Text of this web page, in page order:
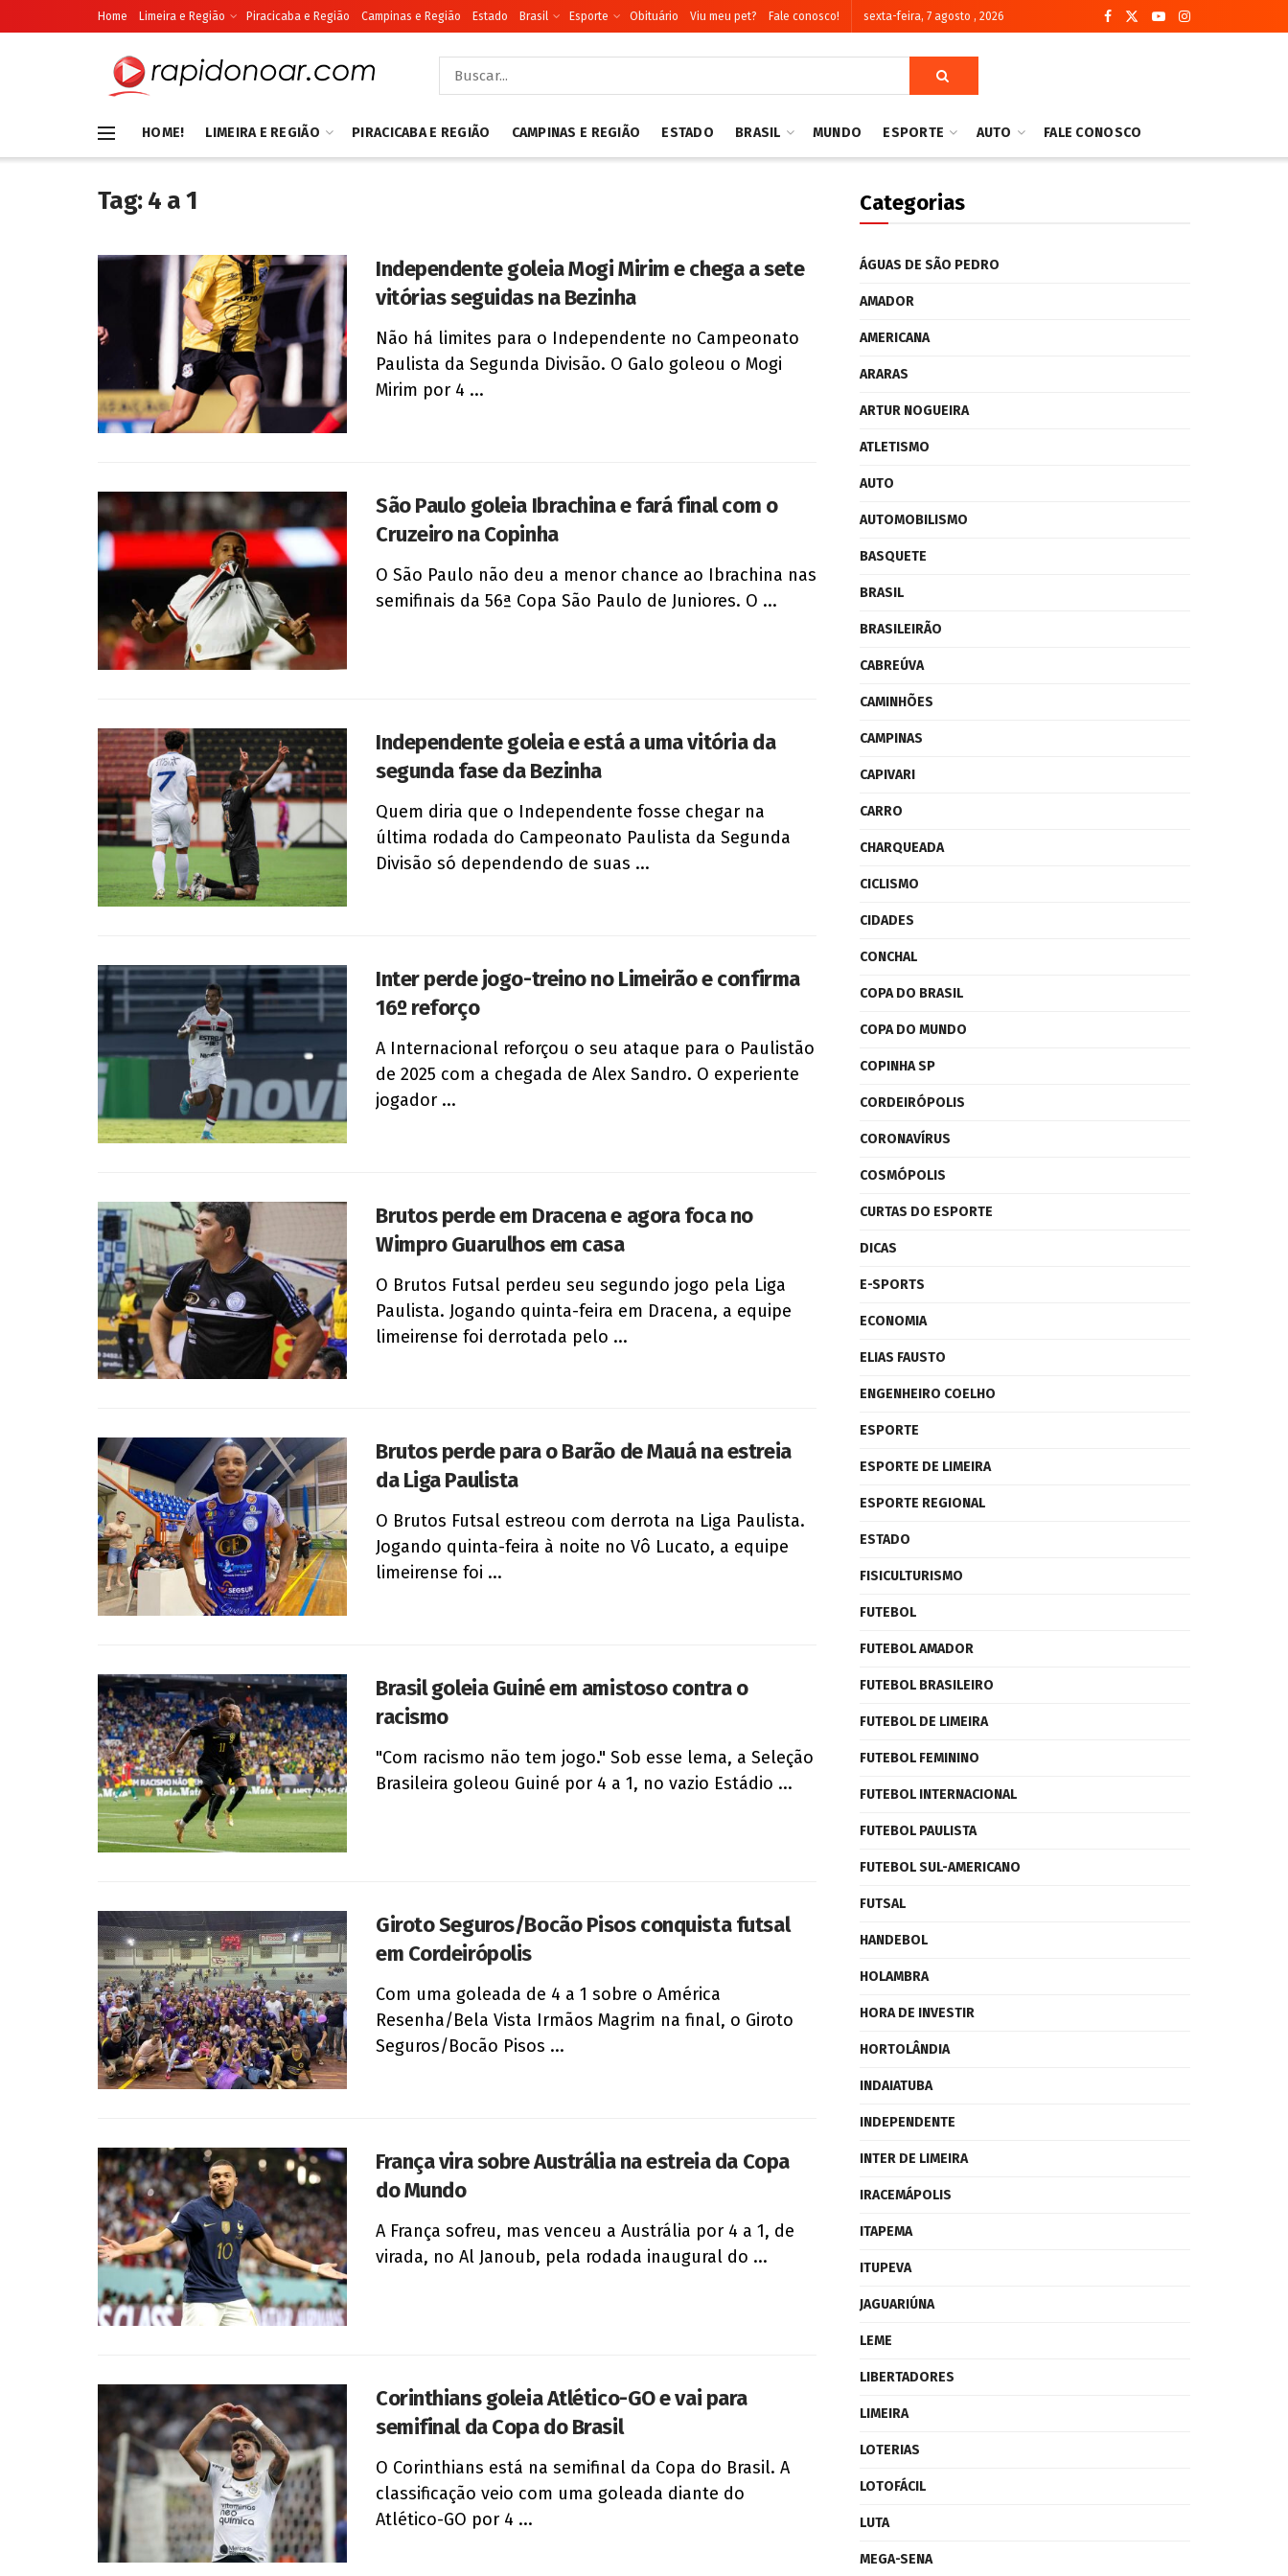
Home Limeira e Região Piracicaba e Região Campinas e Região Estado Brasil Esporte Obituário Viu meu pet? Fale conosco! sexta-feira, 7 agosto , 2026
HOME! LIMEIRA E REGIÃO PIRACICABA E REGIÃO CAMPINAS E REGIÃO ESTADO BRASIL MUNDO ESPORTE AUTO FALE CONOSCO
Tag:4 a 1
Independente goleia Mogi Mirim e chega a sete
vitórias seguidas na Bezinha
Não há limites para o Independente no Campeonato
Paulista da Segunda Divisão. O Galo goleou o Mogi
Mirim por 4 ...
São Paulo goleia Ibrachina e fará final com o
Cruzeiro na Copinha
O São Paulo não deu a menor chance ao Ibrachina nas
semifinais da 56ª Copa São Paulo de Juniores. O ...
Independente goleia e está a uma vitória da
segunda fase da Bezinha
Quem diria que o Independente fosse chegar na
última rodada do Campeonato Paulista da Segunda
Divisão só dependendo de suas ...
Inter perde jogo-treino no Limeirão e confirma
16º reforço
A Internacional reforçou o seu ataque para o Paulistão
de 2025 com a chegada de Alex Sandro. O experiente
jogador ...
Brutos perde em Dracena e agora foca no
Wimpro Guarulhos em casa
O Brutos Futsal perdeu seu segundo jogo pela Liga
Paulista. Jogando quinta-feira em Dracena, a equipe
limeirense foi derrotada pelo ...
Brutos perde para o Barão de Mauá na estreia
da Liga Paulista
O Brutos Futsal estreou com derrota na Liga Paulista.
Jogando quinta-feira à noite no Vô Lucato, a equipe
limeirense foi ...
Brasil goleia Guiné em amistoso contra o
racismo
"Com racismo não tem jogo." Sob esse lema, a Seleção
Brasileira goleou Guiné por 4 a 1, no vazio Estádio ...
Giroto Seguros/Bocão Pisos conquista futsal
em Cordeirópolis
Com uma goleada de 4 a 1 sobre o América
Resenha/Bela Vista Irmãos Magrim na final, o Giroto
Seguros/Bocão Pisos ...
França vira sobre Austrália na estreia da Copa
do Mundo
A França sofreu, mas venceu a Austrália por 4 a 1, de
virada, no Al Janoub, pela rodada inaugural do ...
Corinthians goleia Atlético-GO e vai para
semifinal da Copa do Brasil
O Corinthians está na semifinal da Copa do Brasil. A
classificação veio com uma goleada diante do
Atlético-GO por 4 ...
Categorias
ÁGUAS DE SÃO PEDRO
AMADOR
AMERICANA
ARARAS
ARTUR NOGUEIRA
ATLETISMO
AUTO
AUTOMOBILISMO
BASQUETE
BRASIL
BRASILEIRÃO
CABREÚVA
CAMINHÕES
CAMPINAS
CAPIVARI
CARRO
CHARQUEADA
CICLISMO
CIDADES
CONCHAL
COPA DO BRASIL
COPA DO MUNDO
COPINHA SP
CORDEIRÓPOLIS
CORONAVÍRUS
COSMÓPOLIS
CURTAS DO ESPORTE
DICAS
E-SPORTS
ECONOMIA
ELIAS FAUSTO
ENGENHEIRO COELHO
ESPORTE
ESPORTE DE LIMEIRA
ESPORTE REGIONAL
ESTADO
FISICULTURISMO
FUTEBOL
FUTEBOL AMADOR
FUTEBOL BRASILEIRO
FUTEBOL DE LIMEIRA
FUTEBOL FEMININO
FUTEBOL INTERNACIONAL
FUTEBOL PAULISTA
FUTEBOL SUL-AMERICANO
FUTSAL
HANDEBOL
HOLAMBRA
HORA DE INVESTIR
HORTOLÂNDIA
INDAIATUBA
INDEPENDENTE
INTER DE LIMEIRA
IRACEMÁPOLIS
ITAPEMA
ITUPEVA
JAGUARIÚNA
LEME
LIBERTADORES
LIMEIRA
LOTERIAS
LOTOFÁCIL
LUTA
MEGA-SENA